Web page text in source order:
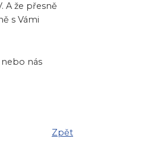
A že přesně
s Vámi
nebo nás
Zpět